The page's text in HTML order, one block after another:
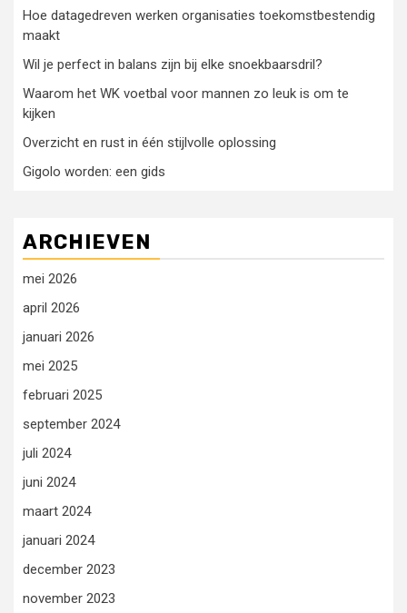
Hoe datagedreven werken organisaties toekomstbestendig
maakt
Wil je perfect in balans zijn bij elke snoekbaarsdril?
Waarom het WK voetbal voor mannen zo leuk is om te
kijken
Overzicht en rust in één stijlvolle oplossing
Gigolo worden: een gids
ARCHIEVEN
mei 2026
april 2026
januari 2026
mei 2025
februari 2025
september 2024
juli 2024
juni 2024
maart 2024
januari 2024
december 2023
november 2023